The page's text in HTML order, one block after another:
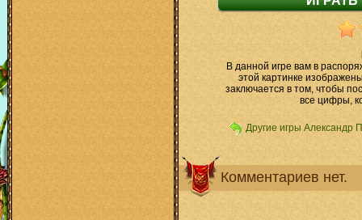
В данной игре вам в
этой картинке
заключается в том, чтобы
все цифры,
Другие игры Александр
Комментариев нет.